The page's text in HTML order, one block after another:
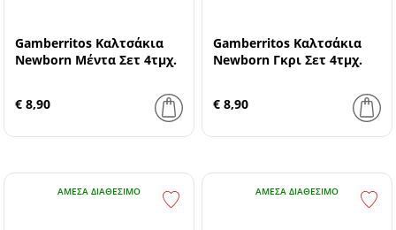
Gamberritos Καλτσάκια
Newborn Μέντα Σετ 4τμχ.
€ 8,90
Gamberritos Καλτσάκια
Newborn Γκρι Σετ 4τμχ.
€ 8,90
ΆΜΕΣΑ ΔΙΑΘΈΣΙΜΟ ΆΜΕΣΑ ΔΙΑΘΈΣΙΜΟ